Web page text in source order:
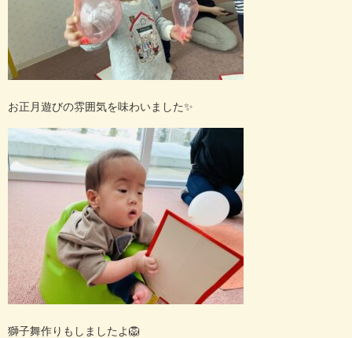
お正月遊びの雰囲気を味わいました✨
獅子舞作りもしましたよ🦁